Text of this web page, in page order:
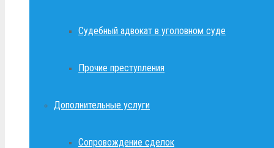
Судебный адвокат в уголовном суде
Прочие преступления
Дополнительные услуги
Сопровождение сделок